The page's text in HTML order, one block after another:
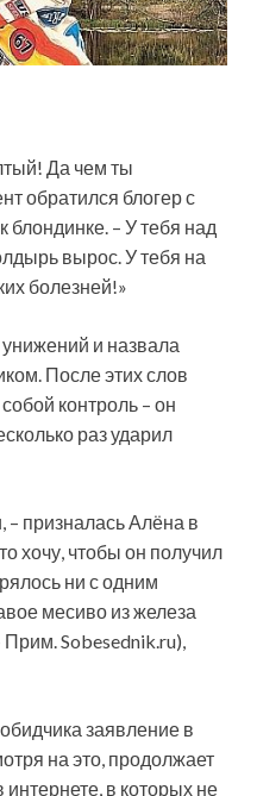
Да чем ты
обратился блогер с
блондинке. – У тебя над
вырос. У тебя на
болезней!»
и назвала
После этих слов
контроль – он
раз ударил
– призналась Алёна в
хочу, чтобы он получил
ни с одним
месиво из железа
Sobesednik.ru),
заявление в
на это, продолжает
в которых не